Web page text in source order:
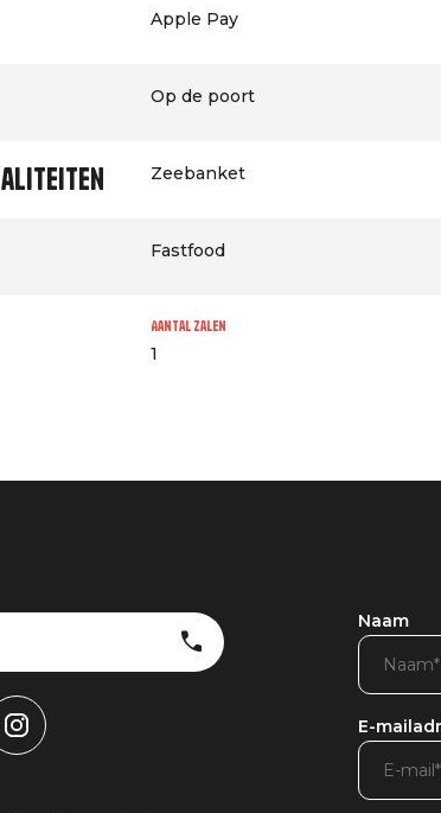
Apple Pay
Op de poort
Zeebanket
Fastfood
Aantal zalen
1
Naam
E-